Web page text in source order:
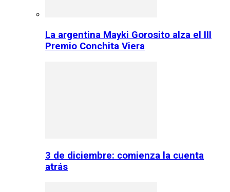
La argentina Mayki Gorosito alza el III
Premio Conchita Viera
3 de diciembre: comienza la cuenta
atrás